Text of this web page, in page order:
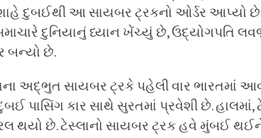
દુબઈથી આ સાયબર ટ્રકનો ઓર્ડર આપ્યો
દુનિયાનું ધ્યાન ખેંચ્યું છે, ઉદ્યોગપતિ
બન્યો છે.
અદ્ભુત સાયબર ટ્રકે પહેલી વાર ભારતમાં
પાસિંગ કાર સાથે સુરતમાં પ્રવેશી છે.
થયો છે. ટેસ્લાનો સાયબર ટ્રક હવે મુંબઈ